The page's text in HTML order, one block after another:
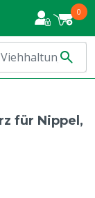
0
für Nippel,